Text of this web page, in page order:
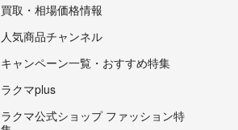
買取・相場価格情報
人気商品チャンネル
キャンペーン一覧・おすすめ特集
ラクマplus
ラクマ公式ショップ ファッション特